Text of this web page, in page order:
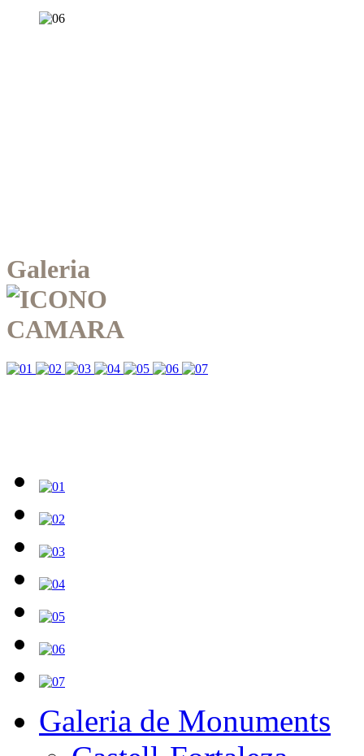
Galeria
Galeria de Monuments